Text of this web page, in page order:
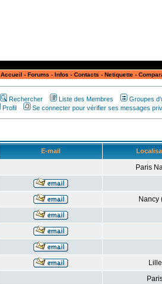
Accueil - Forums - Infos - Contacts - Netiquette-
Rechercher Liste des Membres Groupes
Profil
Se connecter pour vérifier ses messages
E-mail
Paris
Nancy
Lille